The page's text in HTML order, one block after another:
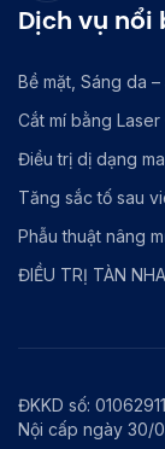
Dịch vụ nổi
Bề mặt, Sáng da
Cắt mí bằng Laser
Điều trị dị dạng
Tăng sắc tố sau
Phẫu thuật nâng
ĐIỀU TRỊ TÀN
ĐKKD số:
Nội cấp ngày 30/